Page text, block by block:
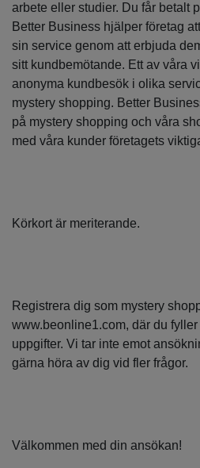
arbete eller studier. Du får betalt
Better Business hjälper företag
sin service genom att erbjuda
sitt kundbemötande. Ett av våra
anonyma kundbesök i olika
mystery shopping. Better
på mystery shopping och våra
med våra kunder företagets
Körkort är meriterande.
Registrera dig som mystery
www.beonline1.com, där du
uppgifter. Vi tar inte emot
gärna höra av dig vid fler frågor.
Välkommen med din ansökan!